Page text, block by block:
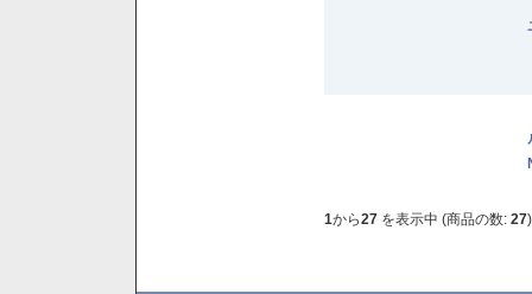
1から27 を表示中 (商品の数: 27)